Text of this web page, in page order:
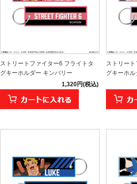
ストリートファイター6 フライトタ
グキーホルダー キンバリー
1,320円(税込)
ストリー
グキーホ